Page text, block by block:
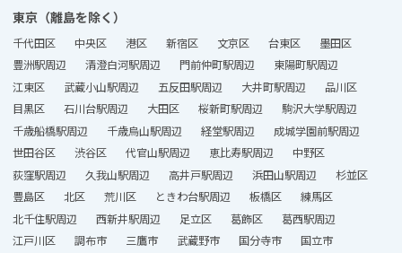
東京（離島を除く）
千代田区 中央区 港区 新宿区 文京区 台東区
墨田区
豊洲駅周辺
清澄白河駅周辺 門前仲町駅周辺
東陽町駅周辺
江東区
武蔵小山駅周辺 五反田駅周辺 大井町駅周辺
品川区
目黒区
石川台駅周辺 大田区 桜新町駅周辺
駒沢大学駅周辺
千歳船橋駅周辺
千歳烏山駅周辺 経堂駅周辺
成城学園前駅周辺
世田谷区
渋谷区 代官山駅周辺 恵比寿駅周辺
中野区
荻窪駅周辺
久我山駅周辺 高井戸駅周辺 浜田山駅周辺
杉並区
豊島区
北区 荒川区 ときわ台駅周辺 板橋区
練馬区
北千住駅周辺
西新井駅周辺 足立区 葛飾区
葛西駅周辺
江戸川区
調布市 三鷹市 武蔵野市 国分寺市
国立市